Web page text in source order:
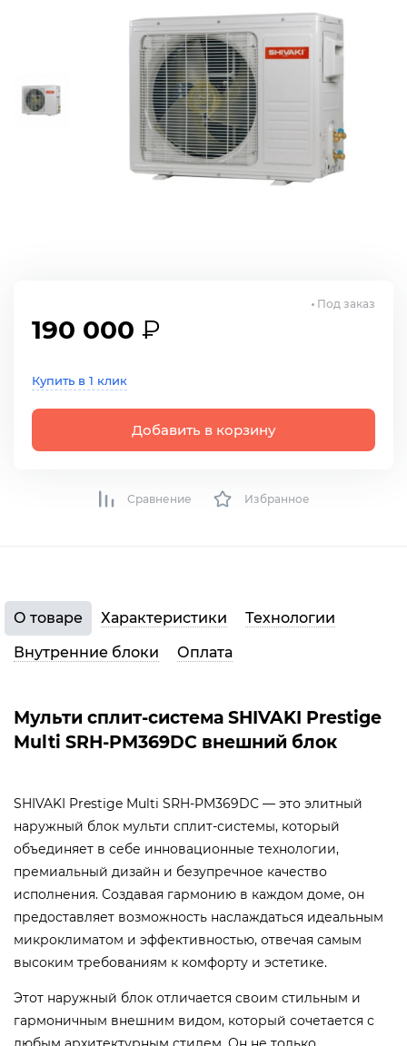
190 000 ₽
Купить в 1 клик
Добавить в корзину
Под заказ
Сравнение Избранное
О товаре Характеристики
Технологии
Внутренние блоки
Оплата
Мульти сплит-система SHIVAKI Prestige
Multi SRH-PM369DC внешний блок
SHIVAKI Prestige Multi SRH-PM369DC — это элитный
наружный блок мульти сплит-системы, который
объединяет в себе инновационные технологии,
премиальный дизайн и безупречное качество
исполнения. Создавая гармонию в каждом доме, он
предоставляет возможность наслаждаться идеальным
микроклиматом и эффективностью, отвечая самым
высоким требованиям к комфорту и эстетике.
Этот наружный блок отличается своим стильным и
гармоничным внешним видом, который сочетается с